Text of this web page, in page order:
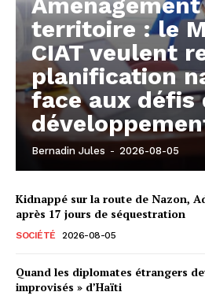
territoire : le
CIAT veulent
planification
face aux défis
Bernadin Jules - 2026-08-05
Kidnappé sur la route de Nazon,
après 17 jours de séquestration
SOCIÉTÉ 2026-08-05
Quand les diplomates étrangers
improvisés » d’Haïti